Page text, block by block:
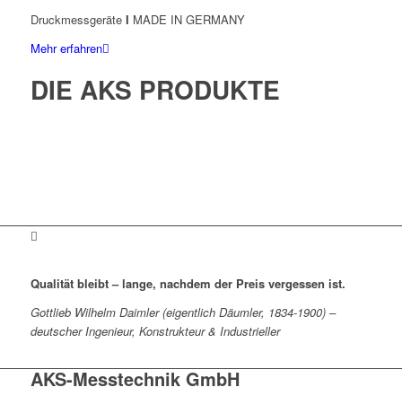
Druckmessgeräte I MADE IN GERMANY
Mehr erfahren
DIE AKS PRODUKTE
Qualität bleibt – lange, nachdem der Preis vergessen ist.
Gottlieb Wilhelm Daimler (eigentlich Däumler, 1834-1900) –
deutscher Ingenieur, Konstrukteur & Industrieller
AKS-Messtechnik GmbH